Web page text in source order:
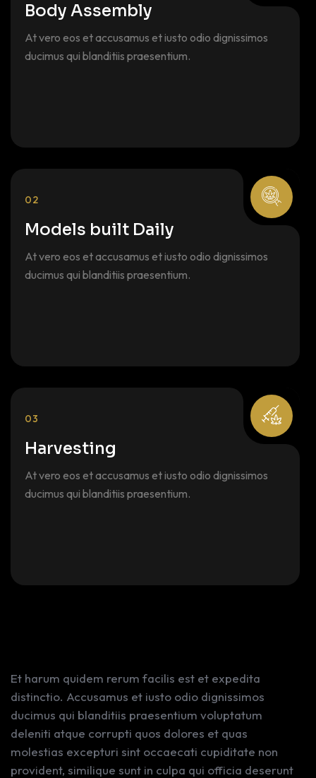
Body Assembly
At vero eos et accusamus et iusto odio dignissimos
ducimus qui blanditiis praesentium.
02
Models built Daily
At vero eos et accusamus et iusto odio dignissimos
ducimus qui blanditiis praesentium.
03
Harvesting
At vero eos et accusamus et iusto odio dignissimos
ducimus qui blanditiis praesentium.
Et harum quidem rerum facilis est et expedita
distinctio. Accusamus et iusto odio dignissimos
ducimus qui blanditiis praesentium voluptatum
deleniti atque corrupti quos dolores et quas
molestias excepturi sint occaecati cupiditate non
provident, similique sunt in culpa qui officia deserunt